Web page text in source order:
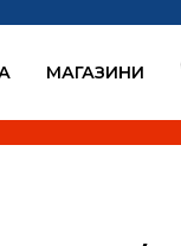
MАГАЗИНИ